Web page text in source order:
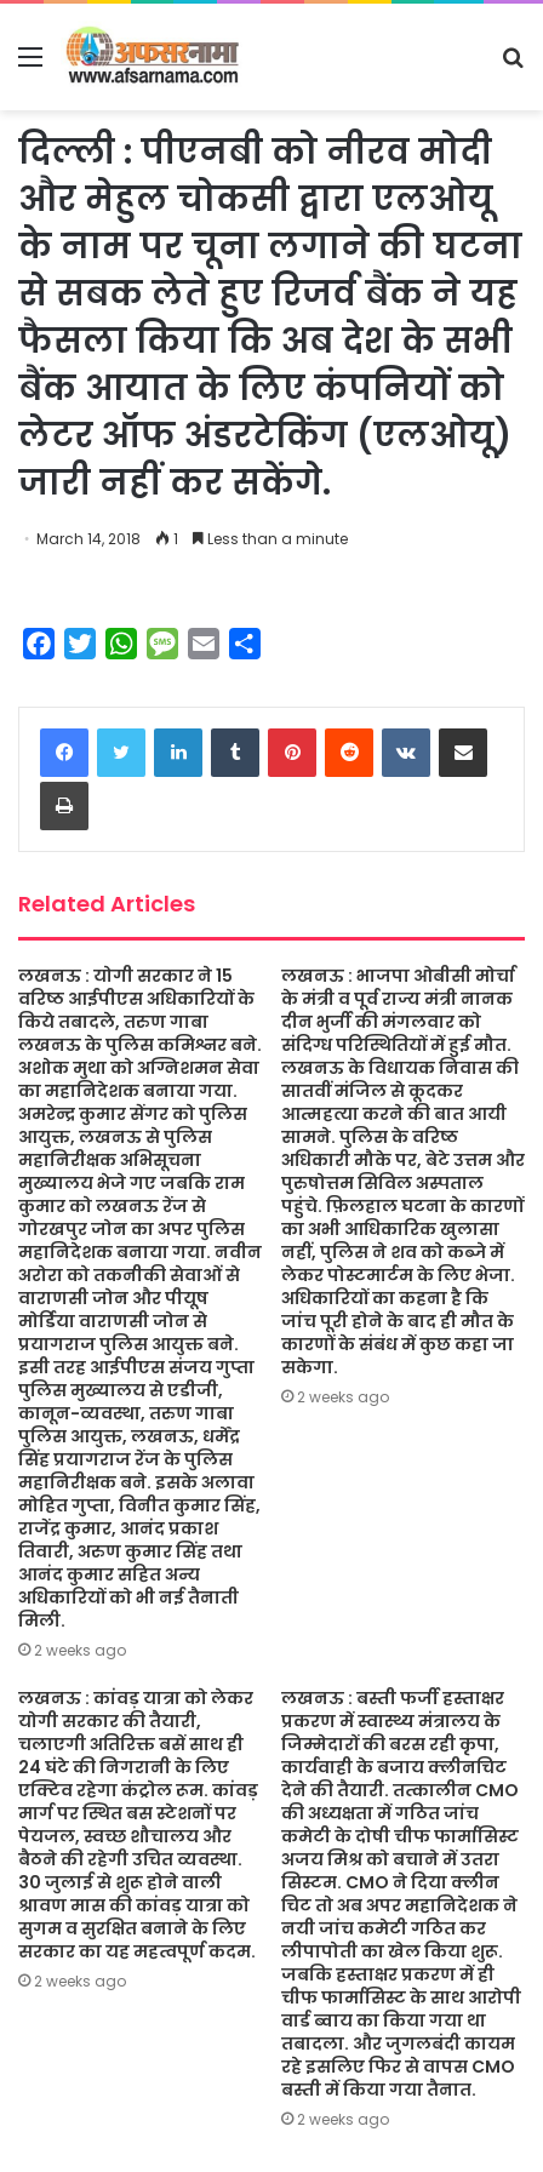
Menu
दिल्ली : पीएनबी को नीरव मोदी
और मेहुल चोकसी द्वारा एलओयू
के नाम पर चूना लगाने की घटना
से सबक लेते हुए रिजर्व बैंक ने यह
फैसला किया कि अब देश के सभी
बैंक आयात के लिए कंपनियों को
लेटर ऑफ अंडरटेकिंग (एलओयू)
जारी नहीं कर सकेंगे.
March 14, 2018 1 Less than a minute
c
e
b
o
o
i
t
t
W
a
t
s
M
s
s
a
a
i
a
r
e
LinkedInTumblrPinterestReddit VKontakteShare via Email
Print
Related Articles
लखनऊ : योगी सरकार ने 15
वरिष्ठ आईपीएस अधिकारियों के
किये तबादले, तरुण गाबा
लखनऊ के पुलिस कमिश्नर बने.
अशोक मुथा को अग्निशमन सेवा
का महानिदेशक बनाया गया.
अमरेन्द्र कुमार सेंगर को पुलिस
आयुक्त, लखनऊ से पुलिस
महानिरीक्षक अभिसूचना
मुख्यालय भेजे गए जबकि राम
कुमार को लखनऊ रेंज से
गोरखपुर जोन का अपर पुलिस
महानिदेशक बनाया गया. नवीन
अरोरा को तकनीकी सेवाओं से
वाराणसी जोन और पीयूष
मोर्डिया वाराणसी जोन से
प्रयागराज पुलिस आयुक्त बने.
इसी तरह आईपीएस संजय गुप्ता
पुलिस मुख्यालय से एडीजी,
कानून-व्यवस्था, तरुण गाबा
पुलिस आयुक्त, लखनऊ, धर्मेंद्र
सिंह प्रयागराज रेंज के पुलिस
महानिरीक्षक बने. इसके अलावा
मोहित गुप्ता, विनीत कुमार सिंह,
राजेंद्र कुमार, आनंद प्रकाश
तिवारी, अरुण कुमार सिंह तथा
आनंद कुमार सहित अन्य
अधिकारियों को भी नई तैनाती
मिली.
2 weeks ago
लखनऊ : भाजपा ओबीसी मोर्चा
के मंत्री व पूर्व राज्य मंत्री नानक
दीन भुर्जी की मंगलवार को
संदिग्ध परिस्थितियों में हुई मौत.
लखनऊ के विधायक निवास की
सातवीं मंजिल से कूदकर
आत्महत्या करने की बात आयी
सामने. पुलिस के वरिष्ठ
अधिकारी मौके पर, बेटे उत्तम और
पुरुषोत्तम सिविल अस्पताल
पहुंचे. फ़िलहाल घटना के कारणों
का अभी आधिकारिक खुलासा
नहीं, पुलिस ने शव को कब्जे में
लेकर पोस्टमार्टम के लिए भेजा.
अधिकारियों का कहना है कि
जांच पूरी होने के बाद ही मौत के
कारणों के संबंध में कुछ कहा जा
सकेगा.
2 weeks ago
लखनऊ : कांवड़ यात्रा को लेकर
योगी सरकार की तैयारी,
चलाएगी अतिरिक्त बसें साथ ही
24 घंटे की निगरानी के लिए
एक्टिव रहेगा कंट्रोल रूम. कांवड़
मार्ग पर स्थित बस स्टेशनों पर
पेयजल, स्वच्छ शौचालय और
बैठने की रहेगी उचित व्यवस्था.
30 जुलाई से शुरू होने वाली
श्रावण मास की कांवड़ यात्रा को
सुगम व सुरक्षित बनाने के लिए
सरकार का यह महत्वपूर्ण कदम.
2 weeks ago
लखनऊ : बस्ती फर्जी हस्ताक्षर
प्रकरण में स्वास्थ्य मंत्रालय के
जिम्मेदारों की बरस रही कृपा,
कार्यवाही के बजाय क्लीनचिट
देने की तैयारी. तत्कालीन CMO
की अध्यक्षता में गठित जांच
कमेटी के दोषी चीफ फार्मासिस्ट
अजय मिश्र को बचाने में उतरा
सिस्टम. CMO ने दिया क्लीन
चिट तो अब अपर महानिदेशक ने
नयी जांच कमेटी गठित कर
लीपापोती का खेल किया शुरू.
जबकि हस्ताक्षर प्रकरण में ही
चीफ फार्मासिस्ट के साथ आरोपी
वार्ड ब्वाय का किया गया था
तबादला. और जुगलबंदी कायम
रहे इसलिए फिर से वापस CMO
बस्ती में किया गया तैनात.
2 weeks ago